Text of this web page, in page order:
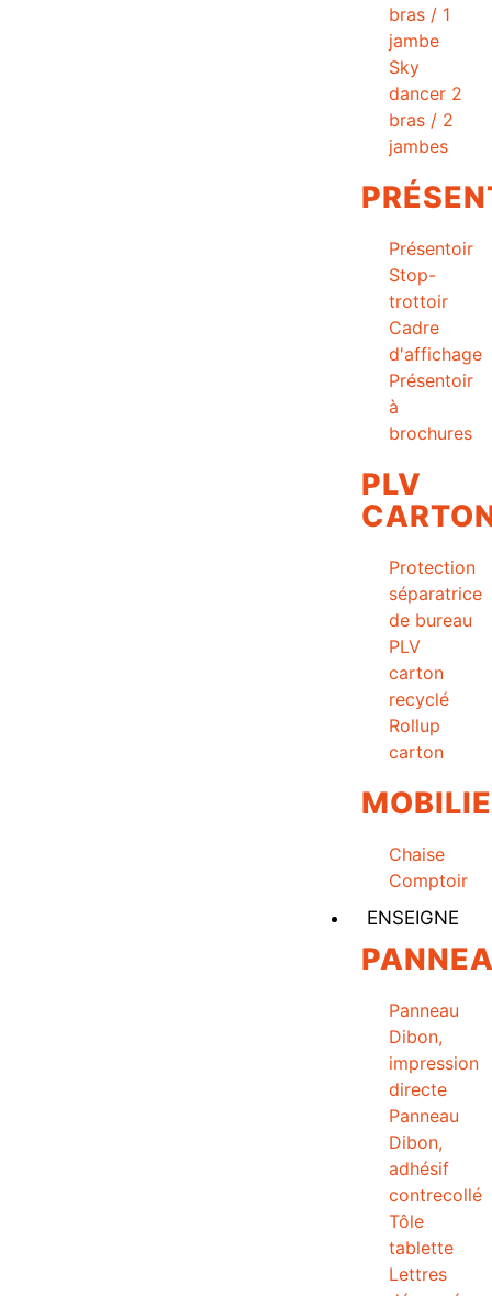
bras / 1
jambe
Sky
dancer 2
bras / 2
jambes
Présentoir
Stop-
trottoir
Cadre
d'affichage
Présentoir
à
brochures
PLV
Protection
séparatrice
de bureau
PLV
carton
recyclé
Rollup
carton
Chaise
Comptoir
ENSEIGNE
Panneau
Dibon,
impression
directe
Panneau
Dibon,
adhésif
contrecollé
Tôle
tablette
Lettres